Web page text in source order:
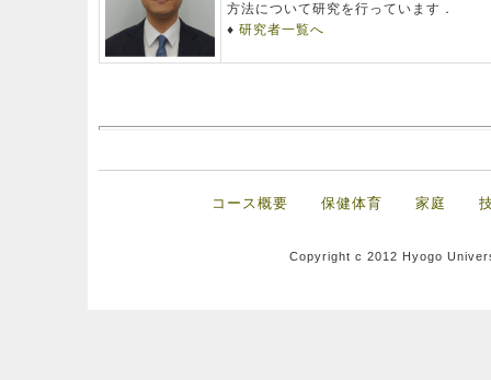
方法について研究を行っています．
♦ 研究者一覧へ
コース概要 保健体育 家庭
Copyright c 2012 Hyogo